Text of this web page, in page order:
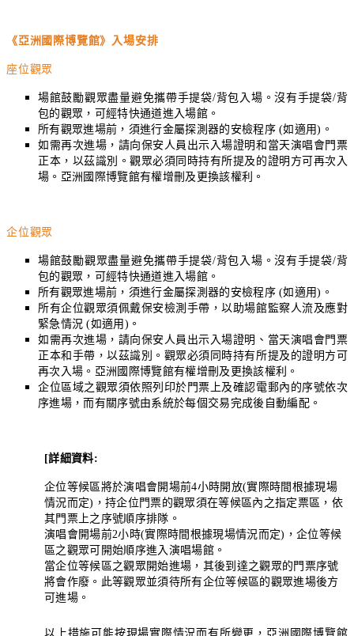
《亞洲國際博覽館》入場安排
座位觀眾
場館鼓勵觀眾盡量避免攜帶手提袋/背包入場。沒有手提袋/背
包的觀眾，可經特快通道進入場館。
所有觀眾進場前，須進行金屬探測器的安檢程序 (如適用) 。
如需再次進場，請向保安人員出示入場證明和當天演唱會門票
正本，以茲識別。觀眾必須同時持有所提及的證明方可再次入
場。亞洲國際博覽館有權增刪及更換該權利。
企位觀眾
場館鼓勵觀眾盡量避免攜帶手提袋/背包入場。沒有手提袋/背
包的觀眾，可經特快通道進入場館。
所有觀眾進場前，須進行金屬探測器的安檢程序 (如適用) 。
所有企位觀眾須佩戴保安檢測手帶，以助場館監察人流及應對
緊急情況 (如適用 ) 。
如需再次進場，請向保安人員出示入場證明、當天演唱會門票
正本和手帶，以茲識別。觀眾必須同時持有所提及的證明方可
再次入場。亞洲國際博覽館有權增刪及更換該權利。
企位區域之觀眾須依照列印於門票上及確認電郵內的序號依次
序進場，而有關序號由系統於每個交易完成後自動編配。
[詳細資料:
企位等候區將於演唱會開場前4小時開放(實際時間根據現場
情況而定) ，持企位門票的觀眾須在等候區內之指定票區，依
其門票上之序號順序排隊。
演唱會開場前2小時(實際時間根據現場情況而定) ，企位等候
區之觀眾可開始順序進入演唱場館。
當企位等候區之觀眾開始進場，其後到達之觀眾的門票序號
將會作廢。此等觀眾並須待所有企位等候區的觀眾進場後方
可進場。
以上措施可能按現場實際情況而有所變更，亞洲國際博覽館